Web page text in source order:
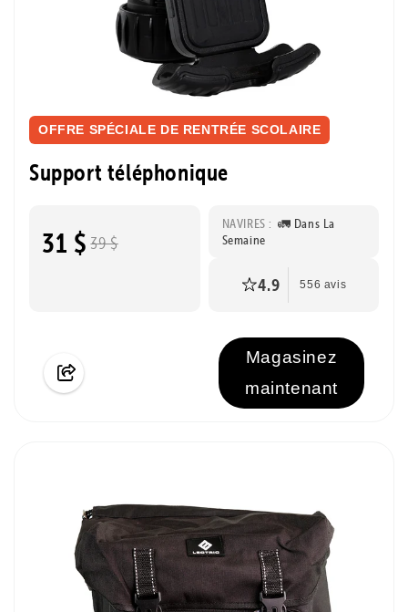
OFFRE SPÉCIALE DE RENTRÉE SCOLAIRE
Support téléphonique
31 $ 39 $
NAVIRES : 🚛 Dans La
Semaine
4.9 556 avis
Magasinez
maintenant